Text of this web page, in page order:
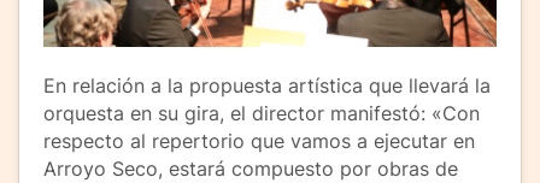
En relación a la propuesta artística que llevará la
orquesta en su gira, el director manifestó: «Con
respecto al repertorio que vamos a ejecutar en
Arroyo Seco, estará compuesto por obras de